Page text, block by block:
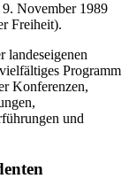
9. November 1989
Freiheit).
landeseigenen
Programm
Konferenzen,
und